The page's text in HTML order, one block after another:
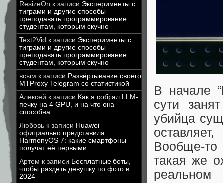
ResizeOn к записи Эксперименты с
тиграми и другие способы
преподавать программирование
студентам, которым скучно
Text2Vid к записи Эксперименты с
тиграми и другие способы
преподавать программирование
студентам, которым скучно
всым к записи Развёртывание своего
MTProxy Telegram со статистикой
Алексей к записи Как я собрал LLM-
печку на 4 GPU, и на что она
способна
Любовь к записи Huawei
официально представила
HarmonyOS 7: какие смартфоны
получат её первыми
Артем к записи Бесплатные боты,
чтобы раздеть девушку по фото в
2024
В начале
сути
убийца
Вообще-то
такая же